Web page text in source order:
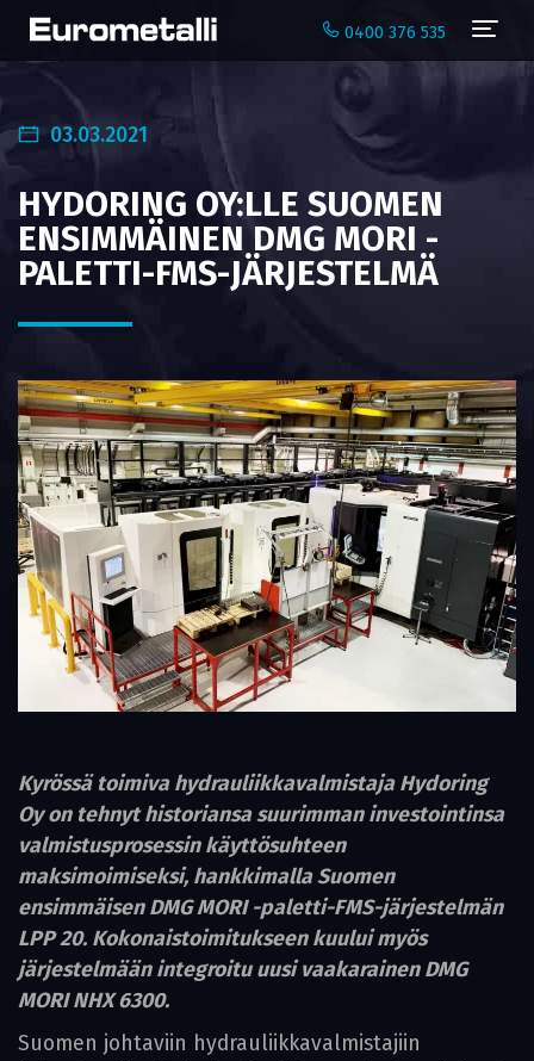
0400 376 535
03.03.2021
HYDORING OY:LLE SUOMEN
ENSIMMÄINEN DMG MORI -
PALETTI-FMS-JÄRJESTELMÄ
Kyrössä toimiva hydrauliikkavalmistaja Hydoring
Oy on tehnyt historiansa suurimman investointinsa
valmistusprosessin käyttösuhteen
maksimoimiseksi, hankkimalla Suomen
ensimmäisen DMG MORI -paletti-FMS-järjestelmän
LPP 20. Kokonaistoimitukseen kuului myös
järjestelmään integroitu uusi vaakarainen DMG
MORI NHX 6300.
Suomen johtaviin hydrauliikkavalmistajiin